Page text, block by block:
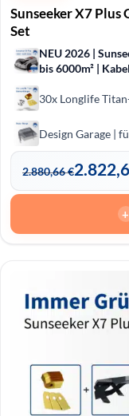
Sunseeker X7 Plus
Set
NEU 2026 |
bis 6000m² |
30x Longlife
Design Garage |
2.880,66€
+